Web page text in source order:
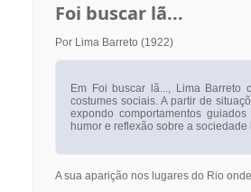
Foi buscar lã...
Por Lima Barreto (1922)
Em Foi buscar lã..., Lima Barreto
costumes sociais. A partir de
expondo comportamentos
humor e reflexão sobre a
A sua aparição nos lugares do Rio